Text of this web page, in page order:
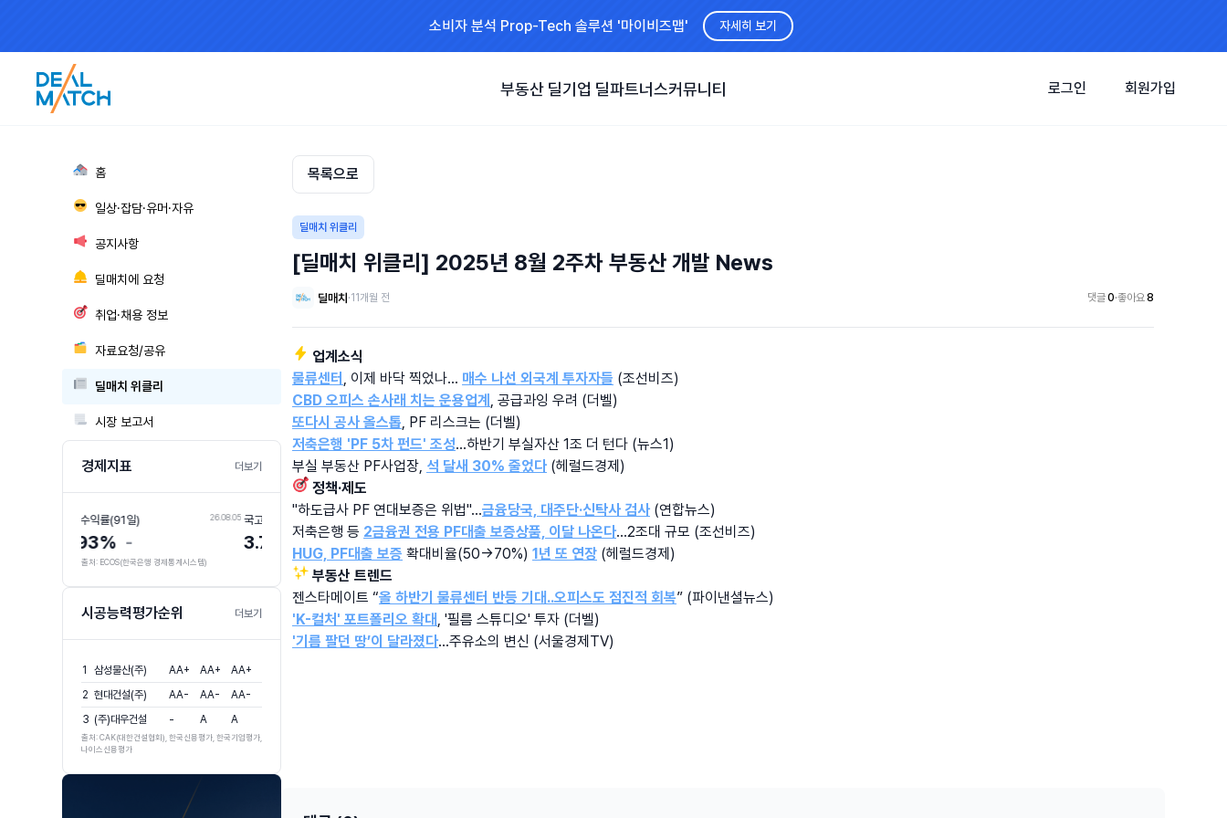
소비자 분석 Prop-Tech 솔루션 '마이비즈맵' 자세히 보기
부동산 딜기업 딜파트너스커뮤니티 로그인 회원가입
🏘 홈
😎 일상·잡담·유머·자유
📢 공지사항
🛎 딜매치에 요청
🎯 취업·채용 정보
🗂 자료요청/공유
📰 딜매치 위클리
📃 시장 보고서
경제지표 더보기
국고채 수익률(3년)
3.71%
26.08.06 회사채 수익률(3년,AA-)
4.41% +0.018%
26.08.06
출처: ECOS(한국은행 경제통계시스템)
시공능력평가순위 더보기
1 삼성물산(주) AA+ AA+
AA+
2 현대건설(주) AA- AA-
AA-
3 (주)대우건설 - A A
출처: CAK(대한건설협회), 한국신용평가, 한국기업평가,
나이스신용평가
목록으로
딜매치 위클리
[딜매치 위클리] 2025년 8월 2주차 부동산 개발 News
딜매치·11개월 전 댓글0·좋아요8
⚡️ 업계소식
물류센터 , 이제 바닥 찍었나... 매수 나선 외국계 투자자들 (조선비즈)
CBD 오피스 손사래 치는 운용업계 , 공급과잉 우려 (더벨)
또다시 공사 올스톱, PF 리스크는 (더벨)
저축은행 'PF 5차 펀드' 조성…하반기 부실자산 1조 더 턴다 (뉴스1)
부실 부동산 PF사업장, 석 달새 30% 줄었다 (헤럴드경제)
🎯 정책·제도
"하도급사 PF 연대보증은 위법"…금융당국, 대주단·신탁사 검사 (연합뉴스)
저축은행 등 2금융권 전용 PF대출 보증상품, 이달 나온다…2조대 규모 (조선비즈)
HUG, PF대출 보증 확대비율(50→70%) 1년 또 연장 (헤럴드경제)
✨ 부동산 트렌드
젠스타메이트 “올 하반기 물류센터 반등 기대..오피스도 점진적 회복” (파이낸셜뉴스)
'K-컬처' 포트폴리오 확대, '필름 스튜디오' 투자 (더벨)
'기름 팔던 땅’이 달라졌다…주유소의 변신 (서울경제TV)